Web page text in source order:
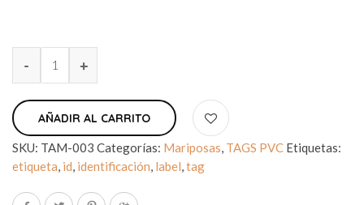
AÑADIR AL CARRITO
SKU: TAM-003 Categorías: Mariposas, TAGS PVC Etiquetas:
etiqueta, id, identificación, label,tag